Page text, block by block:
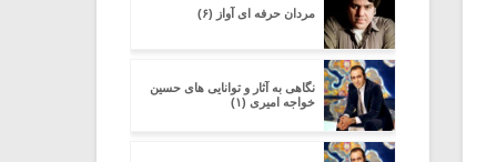
مردان حرفه ای آواز (۶)
نگاهی به آثار و توانایی های حسین
خواجه امیری (۱)